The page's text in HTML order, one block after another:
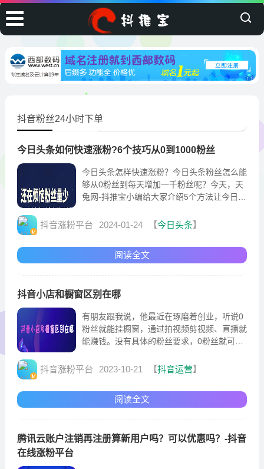
抖音粉丝24小时下单
今日头条如何快速涨粉?6个技巧从0到1000粉丝
今日头条怎样快速涨粉？今日头条粉丝怎么能
够从0粉丝到每天增加一千粉丝呢？今天，天
兔网-抖推宝小编给大家介绍5个方法让今日头
微头条我们一定要学会发，而且要发的好，如
抖音涨粉平台 2024-01-24 【今日头条】
阅读全文
抖音小店和橱窗区别在哪
有朋友跟我说，他最近在琢磨着创业，听说0
粉丝就能挂橱窗，通过拍视频剪视频、直播就
能赚钱。没有具体的粉丝要求，0粉丝就可以
粉丝免费开通商品橱窗，肥水不流外人田嘛！
绑定店铺官方账号，绑定的这个店铺官方账号
可以0粉丝开通商品橱...
抖音涨粉平台 2023-10-21 【抖音运营】
阅读全文
腾讯云账户注销再注册算新用户吗？可以优惠吗？-抖音
在线涨粉平台